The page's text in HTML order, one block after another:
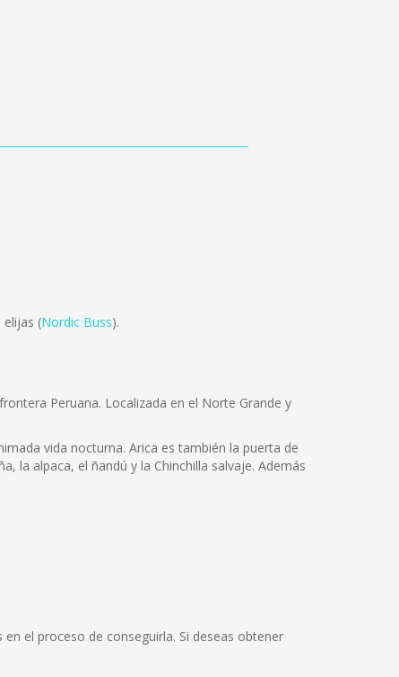
elijas (Nordic Buss).
Peruana. Localizada en el Norte Grande y
vida nocturna. Arica es también la puerta de
la alpaca, el ñandú y la Chinchilla salvaje. Además
el proceso de conseguirla. Si deseas obtener